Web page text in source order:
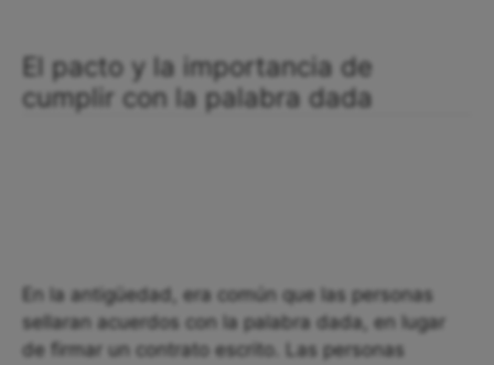
El pacto y la importancia de
cumplir con la palabra dada
En la antigüedad, era común que las personas
sellaran acuerdos con la palabra dada, en lugar
de firmar un contrato escrito. Las personas